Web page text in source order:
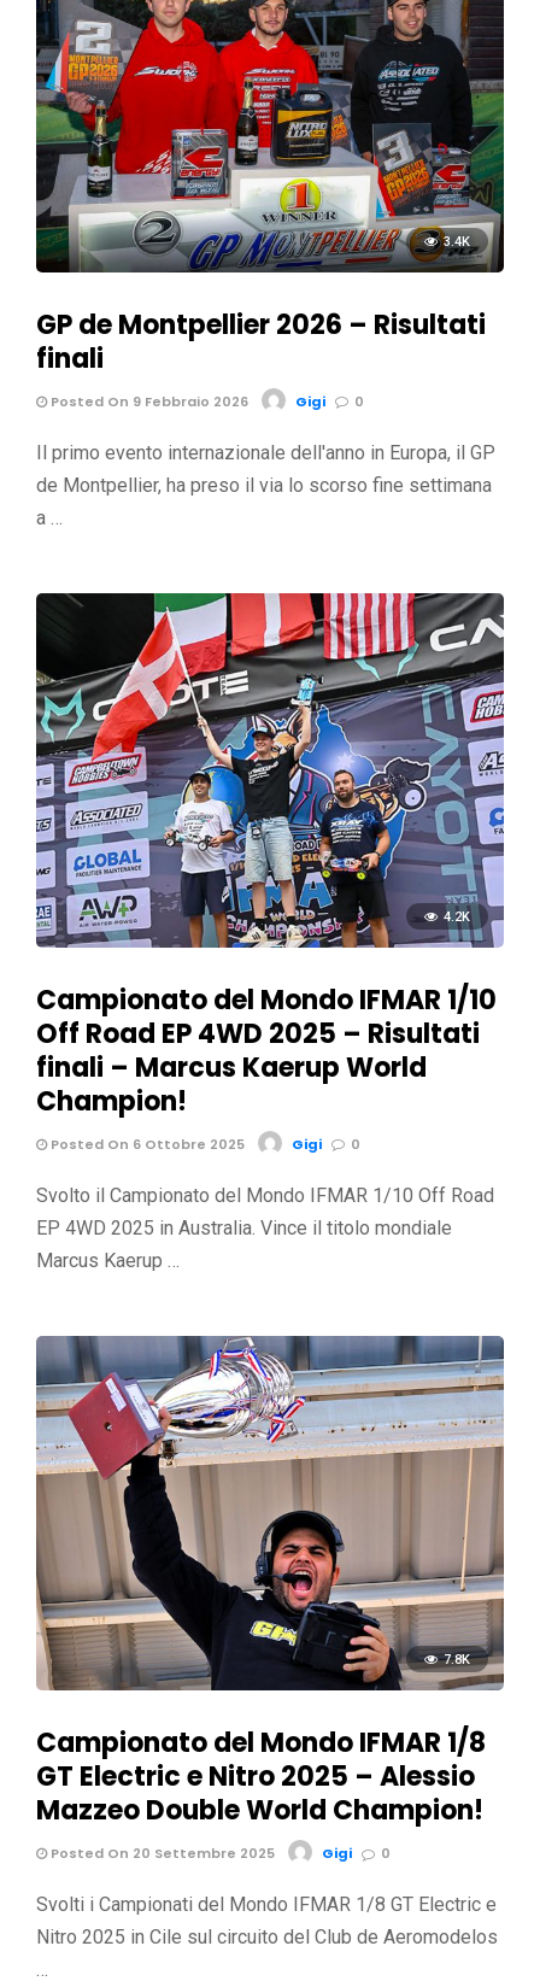
3.4K
GP de Montpellier 2026 – Risultati
finali
Posted On 9 Febbraio 2026 Gigi 0
Il primo evento internazionale dell'anno in Europa, il GP
de Montpellier, ha preso il via lo scorso fine settimana
a …
4.2K
Campionato del Mondo IFMAR 1/10
Off Road EP 4WD 2025 – Risultati
finali – Marcus Kaerup World
Champion!
Posted On 6 Ottobre 2025 Gigi 0
Svolto il Campionato del Mondo IFMAR 1/10 Off Road
EP 4WD 2025 in Australia. Vince il titolo mondiale
Marcus Kaerup …
7.8K
Campionato del Mondo IFMAR 1/8
GT Electric e Nitro 2025 – Alessio
Mazzeo Double World Champion!
Posted On 20 Settembre 2025 Gigi 0
Svolti i Campionati del Mondo IFMAR 1/8 GT Electric e
Nitro 2025 in Cile sul circuito del Club de Aeromodelos
…